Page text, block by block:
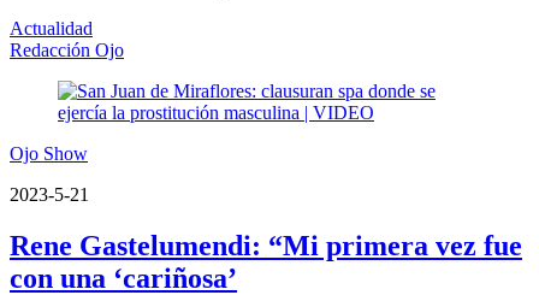
Actualidad
Redacción Ojo
Ojo Show
2023-5-21
Rene Gastelumendi: “Mi primera vez fue
con una ‘cariñosa’